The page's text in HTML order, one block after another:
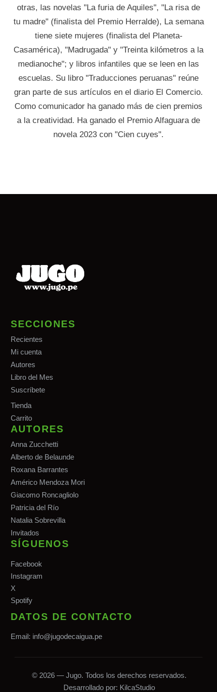
otras, las novelas "La furia de Aquiles", "La risa de
tu madre" (finalista del Premio Herralde), La semana
tiene siete mujeres (finalista del Planeta-
Casamérica), "Madrugada" y "Treinta kilómetros a la
medianoche"; y libros infantiles que se leen en las
escuelas. Su libro "Traducciones peruanas" reúne
gran parte de sus artículos en el diario El Comercio.
Como comunicador ha ganado más de cien premios
a la creatividad. Ha ganado el Premio Alfaguara de
novela 2023 con "Cien cuyes".
SECCIONES
Recientes
Mi cuenta
Autores
Libro del Mes
Suscríbete
Tienda
Carrito
AUTORES
Anna Zucchetti
Alberto de Belaunde
Roxana Barrantes
Américo Mendoza Mori
Giacomo Roncagliolo
Patricia del Río
Natalia Sobrevilla
Invitados
SÍGUENOS
Facebook
Instagram
X
Spotify
DATOS DE CONTACTO
Email: info@jugodecaigua.pe
© 2026 — Jugo. Todos los derechos reservados.
Desarrollado por: KilcaStudio